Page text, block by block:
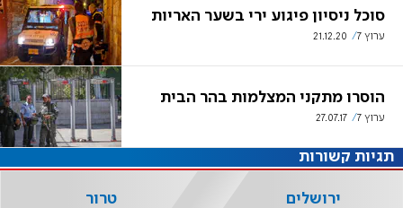
סוכל ניסיון פיגוע ירי בשער האריות
ערוץ 7 21.12.20
הוסרו מתקני המצלמות בהר הבית
ערוץ 7 27.07.17
תגיות קשורות
ירושלים טרור